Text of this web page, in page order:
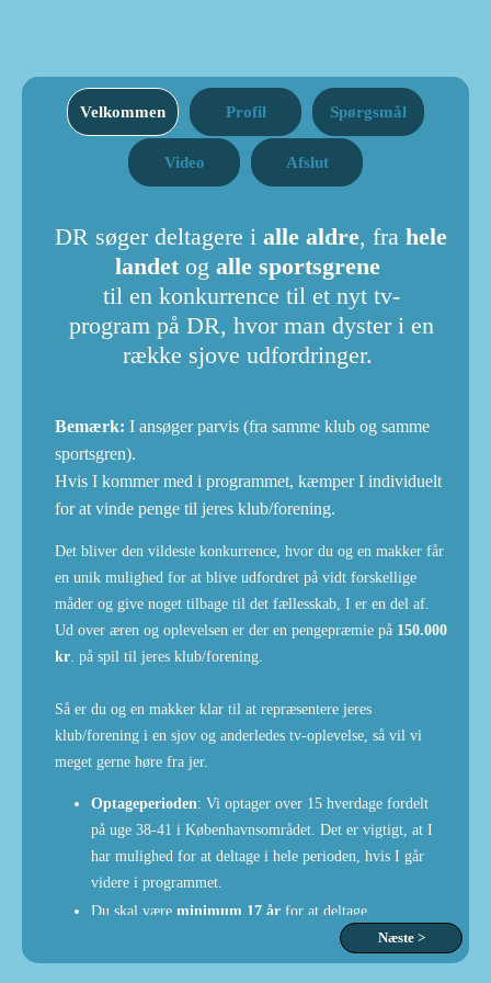
Velkommen Profil Spørgsmål
Video Afslut
DR søger deltagere i alle aldre, fra hele
landet og alle sportsgrene
til en konkurrence til et nyt tv-
program på DR, hvor man dyster i en
række sjove udfordringer.
Bemærk: I ansøger parvis (fra samme klub og samme
sportsgren).
Hvis I kommer med i programmet, kæmper I individuelt
for at vinde penge til jeres klub/forening.
Det bliver den vildeste konkurrence, hvor du og en makker får
en unik mulighed for at blive udfordret på vidt forskellige
måder og give noget tilbage til det fællesskab, I er en del af.
Ud over æren og oplevelsen er der en pengepræmie på 150.000
kr. på spil til jeres klub/forening.
Så er du og en makker klar til at repræsentere jeres
klub/forening i en sjov og anderledes tv-oplevelse, så vil vi
meget gerne høre fra jer.
Optageperioden: Vi optager over 15 hverdage fordelt
på uge 38-41 i Københavnsområdet. Det er vigtigt, at I
har mulighed for at deltage i hele perioden, hvis I går
videre i programmet.
Du skal være minimum 17 år for at deltage.
er velkomne - fra dart, motorsport,
gymnastik, fodbold og alt midt imellem.
Næste >